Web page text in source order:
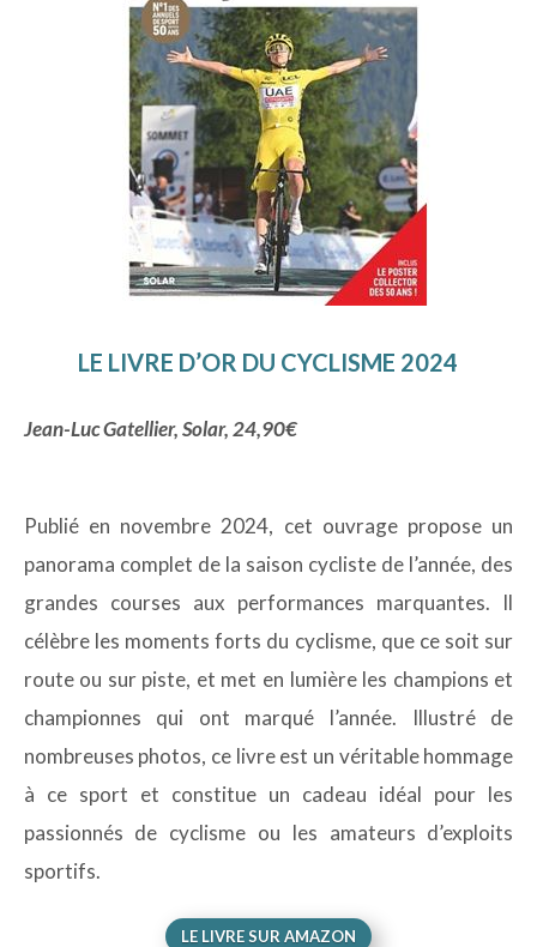
LE LIVRE D’OR DU CYCLISME 2024
Jean-Luc Gatellier, Solar, 24,90€
Publié en novembre 2024, cet ouvrage propose un
panorama complet de la saison cycliste de l’année, des
grandes courses aux performances marquantes. Il
célèbre les moments forts du cyclisme, que ce soit sur
route ou sur piste, et met en lumière les champions et
championnes qui ont marqué l’année. Illustré de
nombreuses photos, ce livre est un véritable hommage
à ce sport et constitue un cadeau idéal pour les
passionnés de cyclisme ou les amateurs d’exploits
sportifs.
LE LIVRE SUR AMAZON